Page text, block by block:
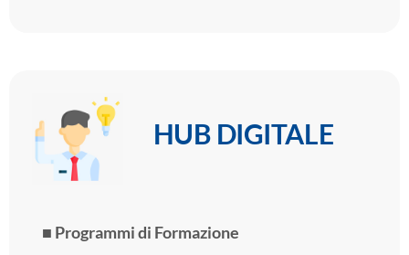
HUB DIGITALE
■ Programmi di Formazione